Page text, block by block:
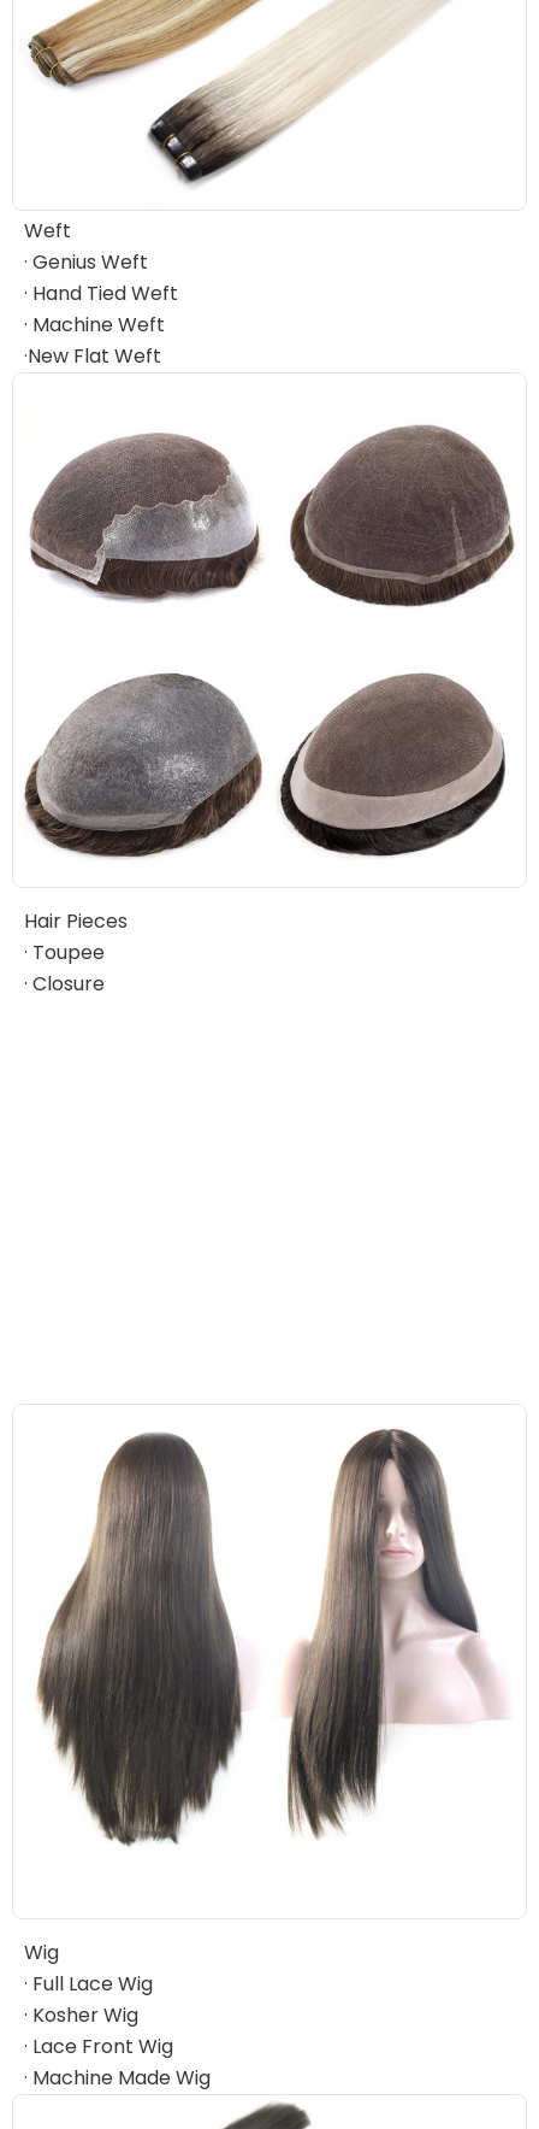
Weft
· Genius Weft
· Hand Tied Weft
· Machine Weft
·New Flat Weft
Hair Pieces
· Toupee
· Closure
Wig
· Full Lace Wig
· Kosher Wig
· Lace Front Wig
· Machine Made Wig